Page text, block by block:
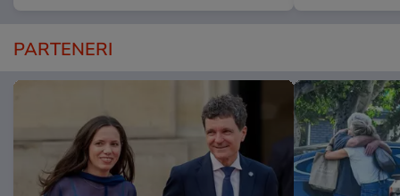
PARTENERI